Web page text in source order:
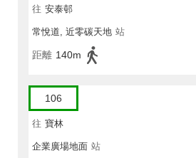
往 安泰邨
常悅道, 近零碳天地 站
距離 140m
106
往 寶林
企業廣場地面 站